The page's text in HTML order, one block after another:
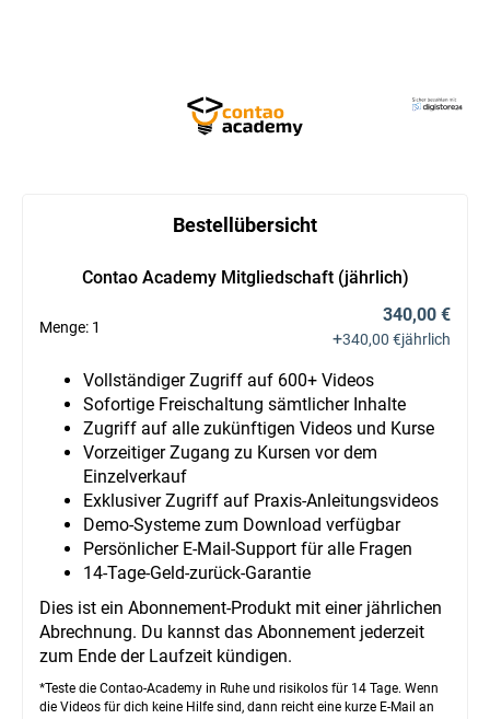
Bestellübersicht
Contao Academy Mitgliedschaft (jährlich)
Menge: 1
340,00 €
+340,00 €jährlich
Vollständiger Zugriff auf 600+ Videos
Sofortige Freischaltung sämtlicher Inhalte
Zugriff auf alle zukünftigen Videos und Kurse
Vorzeitiger Zugang zu Kursen vor dem
Einzelverkauf
Exklusiver Zugriff auf Praxis-Anleitungsvideos
Demo-Systeme zum Download verfügbar
Persönlicher E-Mail-Support für alle Fragen
14-Tage-Geld-zurück-Garantie
Dies ist ein Abonnement-Produkt mit einer jährlichen
Abrechnung. Du kannst das Abonnement jederzeit
zum Ende der Laufzeit kündigen.
*Teste die Contao-Academy in Ruhe und risikolos für 14 Tage. Wenn
die Videos für dich keine Hilfe sind, dann reicht eine kurze E-Mail an